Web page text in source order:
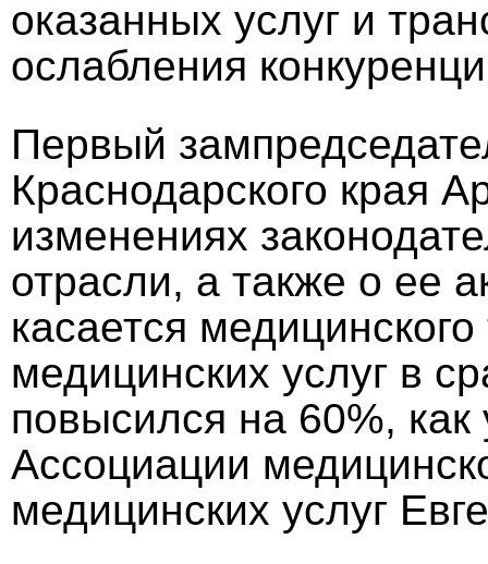
оказанных услуг и
ослабления
Первый
Краснодарского края
изменениях
отрасли, а также о ее
касается
медицинских услуг в
повысился на 60%,
Ассоциации
медицинских услуг